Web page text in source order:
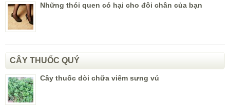
Những thói quen có hại cho đôi chân của bạn
CÂY THUỐC QUÝ
Cây thuốc dòi chữa viêm sưng vú